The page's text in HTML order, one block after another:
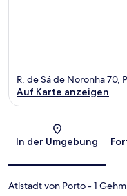
R. de Sá de Noronha 70,
Auf Karte anzeigen
In der Umgebung
Atlstadt von Porto- 1